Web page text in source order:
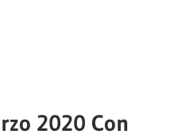
2020 Con